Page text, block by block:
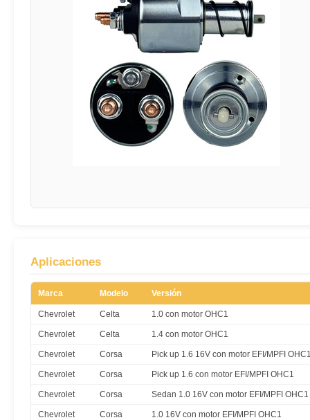
Aplicaciones
Marca Modelo Versión
Chevrolet Celta 1.0 con motor OHC1
Chevrolet Celta 1.4 con motor OHC1
Chevrolet Corsa Pick up 1.6 16V con motor EFI/MPFI
Chevrolet Corsa Pick up 1.6 con motor EFI/MPFI OHC1
Chevrolet Corsa Sedan 1.0 16V con motor EFI/MPFI OHC1
Chevrolet Corsa 1.0 16V con motor EFI/MPFI OHC1